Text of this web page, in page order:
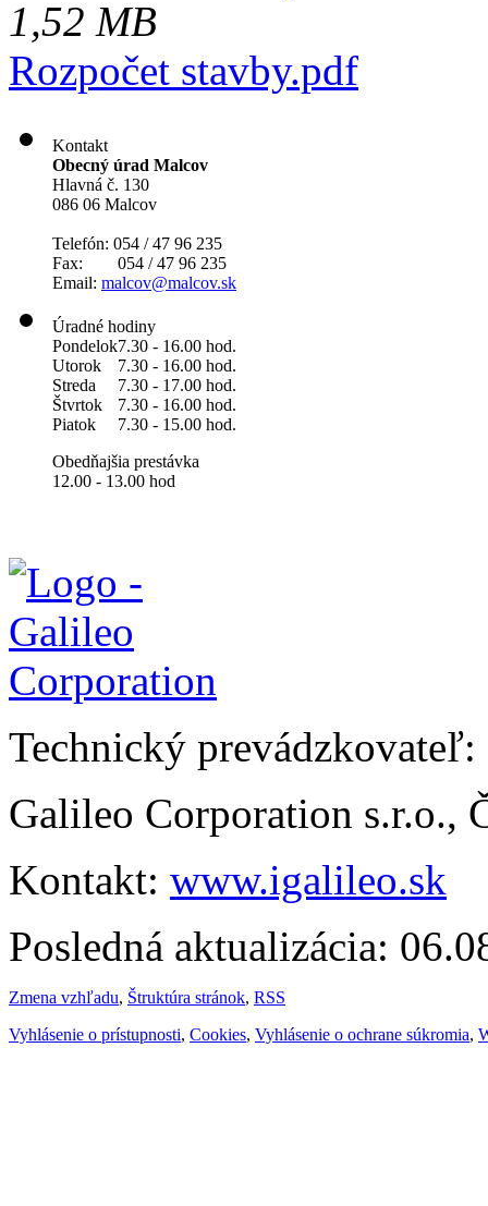
1,52 MB
Rozpočet stavby.pdf
Kontakt
Obecný úrad Malcov
Hlavná č. 130
086 06 Malcov
Telefón: 054 / 47 96 235
Fax: 054 / 47 96 235
Email: malcov@malcov.sk
Úradné hodiny
Pondelok7.30 - 16.00 hod.
Utorok
7.30 - 16.00 hod.
Streda
7.30 - 17.00 hod.
Štvrtok
7.30 - 16.00 hod.
Piatok
7.30 - 15.00 hod.
Obedňajšia prestávka
12.00 - 13.00 hod
Technický prevádzkovateľ:
Galileo Corporation s.r.o.,
Kontakt: www.igalileo.sk
Posledná aktualizácia:
Zmena vzhľadu, Štruktúra stránok, RSS
Vyhlásenie o prístupnosti, Cookies, Vyhlásenie o ochrane súkromia,